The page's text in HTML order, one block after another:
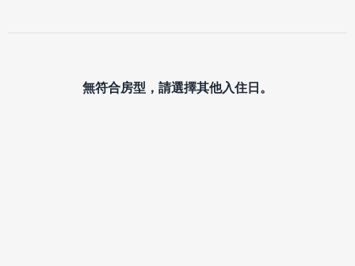
無符合房型，請選擇其他入住日。